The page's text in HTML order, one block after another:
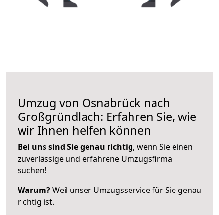
Umzug von Osnabrück nach
Großgründlach: Erfahren Sie, wie
wir Ihnen helfen können
Bei uns sind Sie genau richtig, wenn Sie einen
zuverlässige und erfahrene Umzugsfirma
suchen!
Warum?Weil unser Umzugsservice für Sie genau
richtig ist.